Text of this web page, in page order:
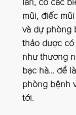
lần, có các
mũi, điếc
và dự phòng
thảo dược
như thương
bạc hà… để
phòng bệnh
tới.